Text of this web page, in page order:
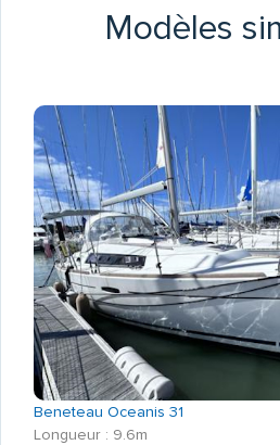
Modèles
Beneteau Oceanis 31
Longueur : 9.6m